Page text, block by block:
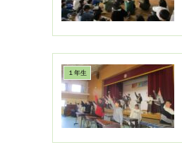
１年生